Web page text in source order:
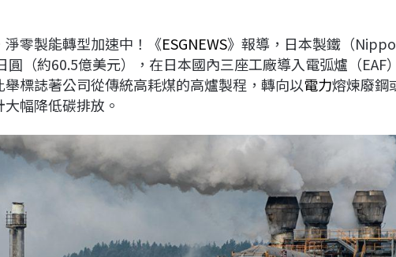
L
i
n
k
零製能轉型加速中！《ESGNEWS》報導，日本製鐵（
圓（約60.5億美元），在日本國內三座工廠導入電弧爐（EAF
舉標誌著公司從傳統高耗煤的高爐製程，轉向以電力熔煉廢鋼
幅降低碳排放。